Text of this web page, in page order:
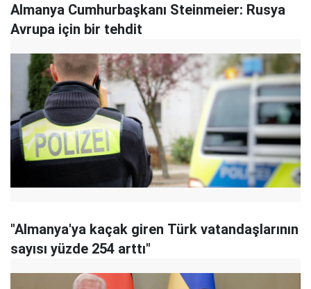
Almanya Cumhurbaşkanı Steinmeier: Rusya
Avrupa için bir tehdit
"Almanya'ya kaçak giren Türk vatandaşlarının
sayısı yüzde 254 arttı"